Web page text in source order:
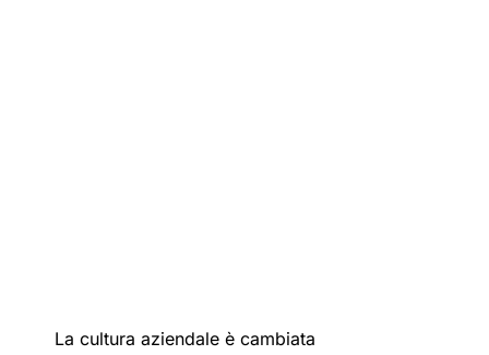
La cultura aziendale è cambiata